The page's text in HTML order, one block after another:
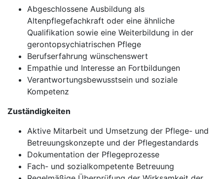
Abgeschlossene Ausbildung als
Altenpflegefachkraft oder eine ähnliche
Qualifikation sowie eine Weiterbildung in der
gerontopsychiatrischen Pflege
Berufserfahrung wünschenswert
Empathie und Interesse an Fortbildungen
Verantwortungsbewusstsein und soziale
Kompetenz
Zuständigkeiten
Aktive Mitarbeit und Umsetzung der Pflege- und
Betreuungskonzepte und der Pflegestandards
Dokumentation der Pflegeprozesse
Fach- und sozialkompetente Betreuung